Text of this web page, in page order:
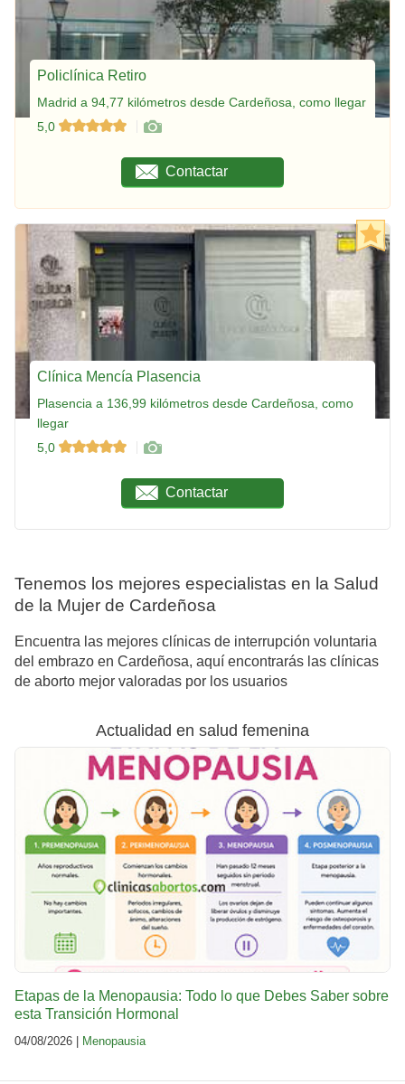
Policlínica Retiro
Madrid a 94,77 kilómetros desde Cardeñosa, como llegar
5,0
Contactar
Clínica Mencía Plasencia
Plasencia a 136,99 kilómetros desde Cardeñosa, como
llegar
5,0
Contactar
Tenemos los mejores especialistas en la Salud
de la Mujer de Cardeñosa
Encuentra las mejores clínicas de interrupción voluntaria
del embrazo en Cardeñosa, aquí encontrarás las clínicas
de aborto mejor valoradas por los usuarios
Actualidad en salud femenina
Etapas de la Menopausia: Todo lo que Debes Saber sobre
esta Transición Hormonal
04/08/2026 | Menopausia